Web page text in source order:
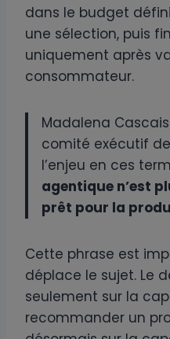
dans le budget
une sélection, puis
uniquement après
consommateur.
Madalena
comité exécutif
l’enjeu en ces
agentique n’est
prêt pour la
Cette phrase est
déplace le sujet. Le
seulement sur la
recommander un